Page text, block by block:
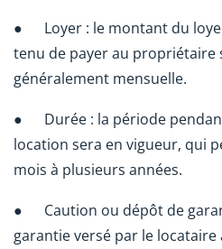
● Loyer : le montant du
tenu de payer au propriétaire
généralement mensuelle.
● Durée : la période
location sera en vigueur, qui
mois à plusieurs années.
● Caution ou dépôt de
garantie versé par le